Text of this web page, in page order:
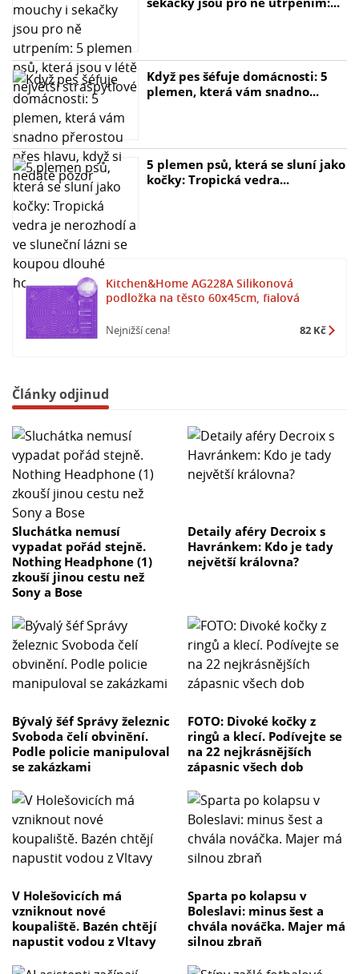
Když pes šéfuje domácnosti: 5
plemen, která vám snadno...
5 plemen psů, která se sluní jako
kočky: Tropická vedra...
Kitchen&Home AG228A Silikonová
podložka na těsto 60x45cm, fialová
Nejnižší cena! 82 Kč
Články odjinud
Sluchátka nemusí
vypadat pořád stejně.
Nothing Headphone (1)
zkouší jinou cestu než
Sony a Bose
Detaily aféry Decroix s
Havránkem: Kdo je tady
největší královna?
Bývalý šéf Správy železnic
Svoboda čelí obvinění.
Podle policie manipuloval
se zakázkami
FOTO: Divoké kočky z
ringů a klecí. Podívejte se
na 22 nejkrásnějších
zápasnic všech dob
V Holešovicích má
vzniknout nové
koupaliště. Bazén chtějí
napustit vodou z Vltavy
Sparta po kolapsu v
Boleslavi: minus šest a
chvála nováčka. Majer má
silnou zbraň